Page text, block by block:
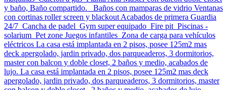
y baño, Baño compartido. Baños con mamparas de vidrio Ventanas
con cortinas roller screen y blackout Acabados de primera Guardia
24/7 Cancha de padel Gym super equipado Fire pit Piscinas -
solarium Pet zone Juegos infantiles Zona de carga para vehículos
eléctricos La casa está implantada en 2 pisos, posee 125m2 mas
deck apergolado, jardin privado, dos parqueaderos, 3 dormitorios,
master con balcon y doble closet, 2 baños y medio, acabados de
lujo. La casa está implantada en 2 pisos, posee 125m2 mas deck
apergolado, jardin privado, dos parqueaderos, 3 dormitorios, master